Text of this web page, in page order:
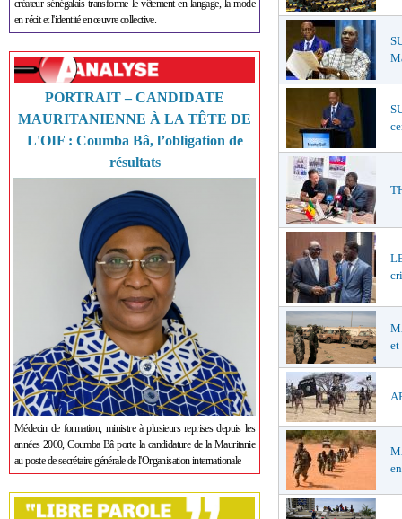
créateur sénégalais transforme le vêtement en langage, la mode
en récit et l'identité en œuvre collective.
PORTRAIT – CANDIDATE
MAURITANIENNE À LA TÊTE DE
L'OIF : Coumba Bâ, l’obligation de
résultats
Médecin de formation, ministre à plusieurs reprises depuis les
années 2000, Coumba Bâ porte la candidature de la Mauritanie
au poste de secrétaire générale de l'Organisation internationale
et